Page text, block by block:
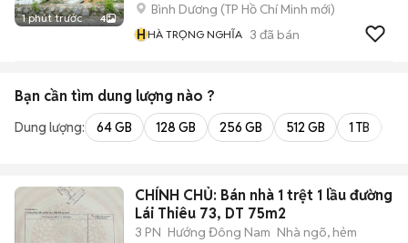
1 phút trước 4
Bình Dương (TP Hồ Chí Minh mới)
HHÀ TRỌNG NGHĨA 3 đã bán
Bạn cần tìm dung lượng nào ?
Dung lượng: 64 GB 128 GB 256 GB 512 GB 1 TB
CHÍNH CHỦ: Bán nhà 1 trệt 1 lầu đường
Lái Thiêu 73, DT 75m2
3 PN Hướng Đông Nam Nhà ngõ, hẻm